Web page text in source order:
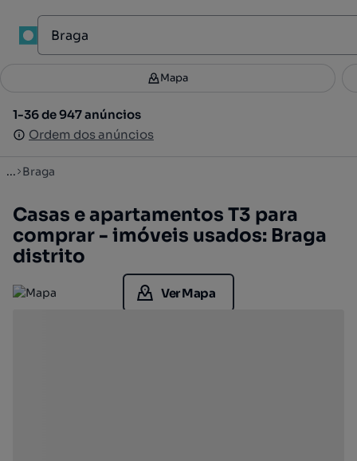
Filtros 3
1-36 de 947 anúncios
Ordem dos anúncios
Mapa
1-36 de 947 anúncios
Ordem dos anúncios
... Braga
Casas e apartamentos T3 para
comprar - imóveis usados: Braga
distrito
Ver Mapa